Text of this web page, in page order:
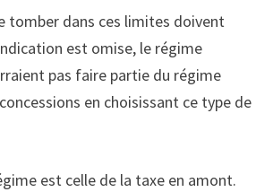
tomber dans ces limites doivent
est omise, le régime
pas faire partie du régime
en choisissant ce type de
est celle de la taxe en amont.